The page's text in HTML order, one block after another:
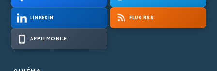
LINKEDIN FLUX RSS
APPLI MOBILE